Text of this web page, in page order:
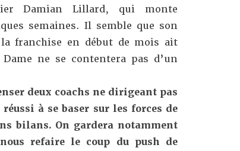
Damian Lillard, qui monte
semaines. Il semble que son
franchise en début de mois ait
ne se contentera pas d’un
deux coachs ne dirigeant pas
à se baser sur les forces de
bilans. On gardera notamment
refaire le coup du push de